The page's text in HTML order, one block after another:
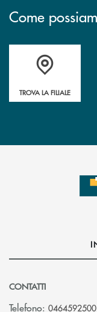
Come
Accedi all' elenco
TROVA LA FILIALE
CONTATTI
Telefono: 0464592500